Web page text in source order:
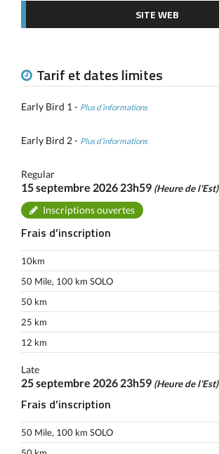
SITE WEB
Tarif et dates limites
Early Bird 1 - Plus d’informations
Early Bird 2 - Plus d’informations
Regular
15 septembre 2026 23h59 (Heure de l'Est)
Inscriptions ouvertes
Frais d’inscription
10km
50 Mile, 100 km SOLO
50 km
25 km
12 km
Late
25 septembre 2026 23h59 (Heure de l'Est)
Frais d’inscription
50 Mile, 100 km SOLO